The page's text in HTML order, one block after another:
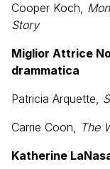
Cooper Koch,
Story
Miglior Attrice
drammatica
Patricia Arquette,
Carrie Coon, The
Katherine